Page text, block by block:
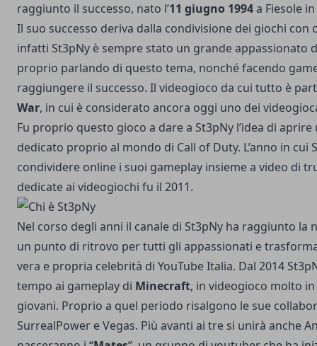
raggiunto il successo, nato l’11 giugno 1994a Fiesole
Il suo successo deriva dalla condivisione dei giochi con
infatti St3pNy è sempre stato un grande appassionato
proprio parlando di questo tema, nonché facendo
raggiungere il successo. Il videogioco da cui tutto è
War, in cui è considerato ancora oggi uno dei
Fu proprio questo gioco a dare a St3pNy l’idea di aprire
dedicato proprio al mondo di Call of Duty. L’anno in cui
condividere online i suoi gameplay insieme a video di
dedicate ai videogiochi fu il 2011.
Nel corso degli anni il canale di St3pNy ha raggiunto la
un punto di ritrovo per tutti gli appassionati e
vera e propria celebrità di YouTube Italia. Dal 2014
tempo ai gameplay di Minecraft, in videogioco molto
giovani. Proprio a quel periodo risalgono le sue
SurrealPower e Vegas. Più avanti ai tre si unirà anche